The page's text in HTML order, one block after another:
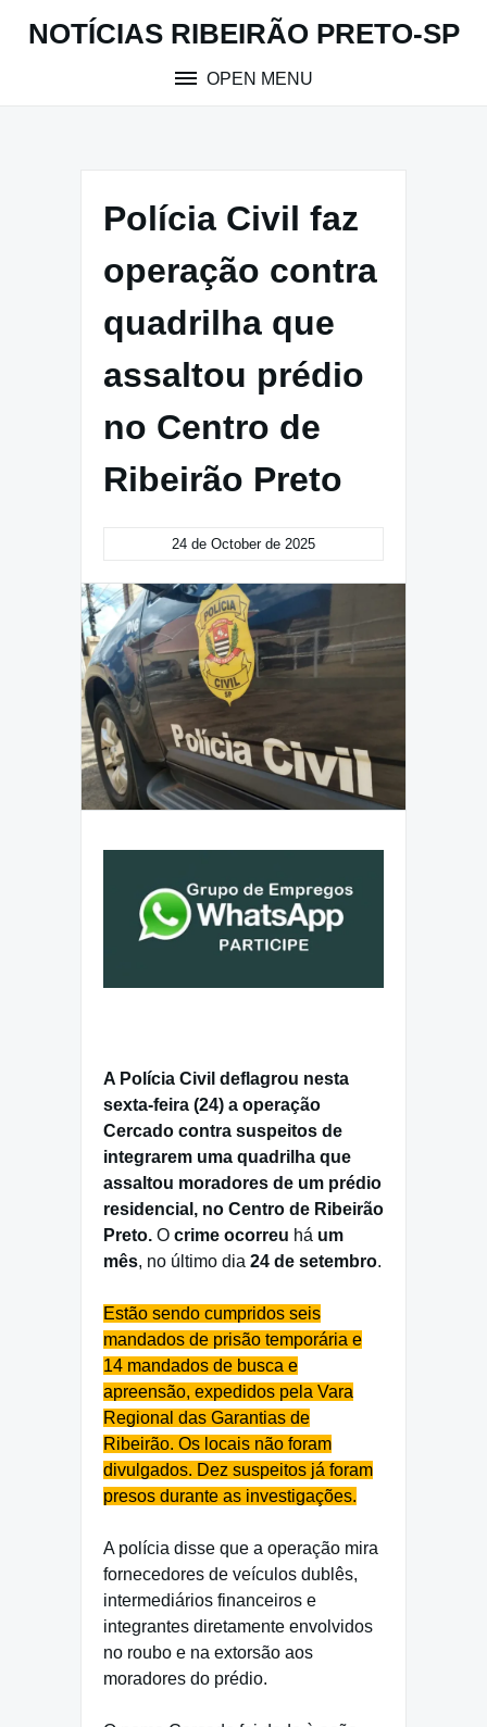
NOTÍCIAS RIBEIRÃO PRETO-SP
OPEN MENU
Polícia Civil faz
operação contra
quadrilha que
assaltou prédio
no Centro de
Ribeirão Preto
24 de October de 2025
A Polícia Civil deflagrou nesta
sexta-feira (24) a operação
Cercado contra suspeitos de
integrarem uma quadrilha que
assaltou moradores de um prédio
residencial, no Centro de Ribeirão
Preto. O crime ocorreu há um
mês, no último dia 24 de setembro.
Estão sendo cumpridos seis
mandados de prisão temporária e
14 mandados de busca e
apreensão, expedidos pela Vara
Regional das Garantias de
Ribeirão. Os locais não foram
divulgados. Dez suspeitos já foram
presos durante as investigações.
A polícia disse que a operação mira
fornecedores de veículos dublês,
intermediários financeiros e
integrantes diretamente envolvidos
no roubo e na extorsão aos
moradores do prédio.